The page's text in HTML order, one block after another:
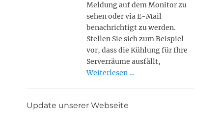
Meldung auf dem Monitor zu
sehen oder via E-Mail
benachrichtigt zu werden.
Stellen Sie sich zum Beispiel
vor, dass die Kühlung für Ihre
Serverräume ausfällt,
Weiterlesen …
Update unserer Webseite